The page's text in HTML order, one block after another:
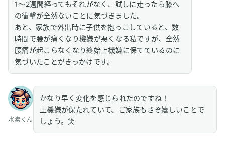
1〜2週間経ってもそれがなく、試しに走ったら膝へ
の衝撃が全然ないことに気づきました。
あと、家族で外出時に子供を抱っこしていると、数
時間で腰が痛くなり機嫌が悪くなる私ですが、全然
腰痛が起こらなくなり終始上機嫌に保てているのに
気づいたことがきっかけです。
水素くん
かなり早く変化を感じられたのですね！
上機嫌が保たれていて、ご家族もさぞ嬉しいことで
しょう。笑